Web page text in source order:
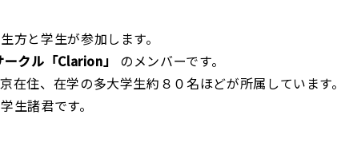
方と学生が参加します。
クル「Clarion」
のメンバーです。
住、在学の多大学生約８０名ほどが所属しています。
生諸君です。